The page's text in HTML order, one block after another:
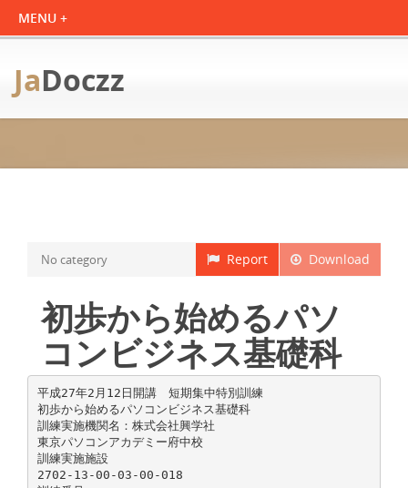
JaDoczz
Download
Report
No category
初歩から始めるパソ
コンビジネス基礎科
平成27年2月12日開講 短期集中特別訓練
初歩から始めるパソコンビジネス基礎科
訓練実施機関名：株式会社興学社
東京パソコンアカデミー府中校
訓練実施施設
2702-13-00-03-00-018